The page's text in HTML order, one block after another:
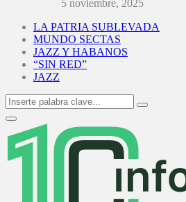
5 noviembre, 2025
LA PATRIA SUBLEVADA
MUNDO SECTAS
JAZZ Y HABANOS
“SIN RED”
JAZZ
Search
for:
Search
Primary
Menu